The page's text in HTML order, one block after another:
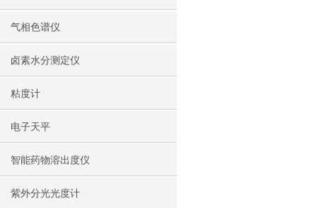
气相色谱仪
卤素水分测定仪
粘度计
电子天平
智能药物溶出度仪
紫外分光光度计